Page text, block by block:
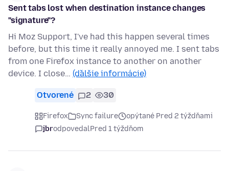
Sent tabs lost when destination instance changes
"signature"?
Hi Moz Support, I've had this happen several times
before, but this time it really annoyed me. I sent tabs
from one Firefox instance to another on another
device. I close… (ďalšie informácie)
Otvorené 2 30
Firefox Sync failure
opýtané Pred 2 týždňami
jbrodpovedalPred 1 týždňom